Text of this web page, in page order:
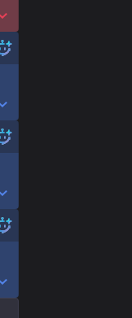
Show More Detail Games
Show More Detail Games
Show More Detail Games
Show More Detail Games